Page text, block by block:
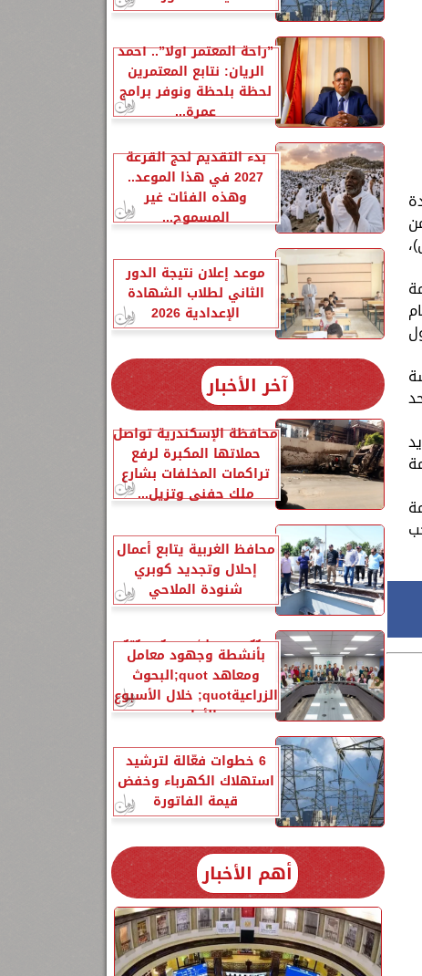
مندوب من
”راحة المعتمر أولًا”.. أحمد
الريان: نتابع المعتمرين
لحظة بلحظة ونوفر برامج
عمرة...
بدء التقديم لحج القرعة
2027 في هذا الموعد..
وهذه الفئات غير
المسموح...
موعد إعلان نتيجة الدور
الثاني لطلاب الشهادة
الإعدادية 2026
آخر الأخبار
محافظة الإسكندرية تواصل
حملاتها المكبرة لرفع
تراكمات المخلفات بشارع
ملك حفني وتزيل...
محافظ الغربية يتابع أعمال
إحلال وتجديد كوبري
شنودة الملاحي
الزراعةquot; تنشر تقريرًا
بأنشطة وجهود معامل
ومعاهد quot;البحوث
الزراعيةquot; خلال الأسبوع
الأول...
6 خطوات فعّالة لترشيد
استهلاك الكهرباء وخفض
قيمة الفاتورة
أهم الأخبار